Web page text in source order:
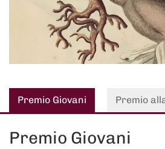
Premio Giovani Premio
Premio Giovani